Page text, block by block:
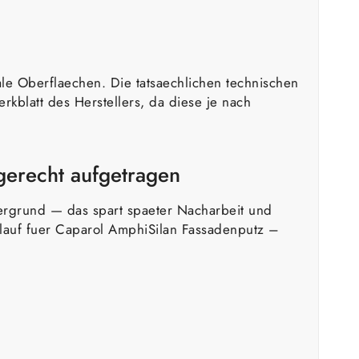
Oberflaechen. Die tatsaechlichen technischen
des Herstellers, da diese je nach
aufgetragen
— das spart spaeter Nacharbeit und
fuer Caparol AmphiSilan Fassadenputz –